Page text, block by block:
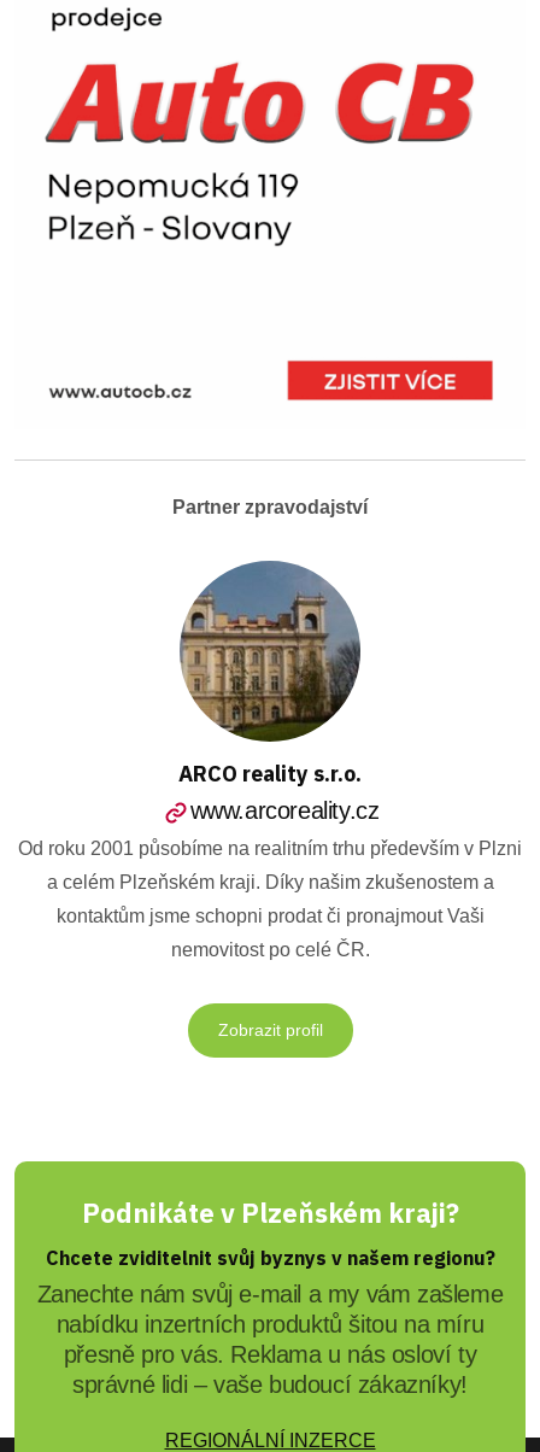
Partner zpravodajství
ARCO reality s.r.o.
www.arcoreality.cz
Od roku 2001 působíme na realitním trhu především v Plzni
a celém Plzeňském kraji. Díky našim zkušenostem a
kontaktům jsme schopni prodat či pronajmout Vaši
nemovitost po celé ČR.
Zobrazit profil
Podnikáte v Plzeňském kraji?
Chcete zviditelnit svůj byznys v našem regionu?
Zanechte nám svůj e-mail a my vám zašleme
nabídku inzertních produktů šitou na míru
přesně pro vás. Reklama u nás osloví ty
správné lidi – vaše budoucí zákazníky!
REGIONÁLNÍ INZERCE